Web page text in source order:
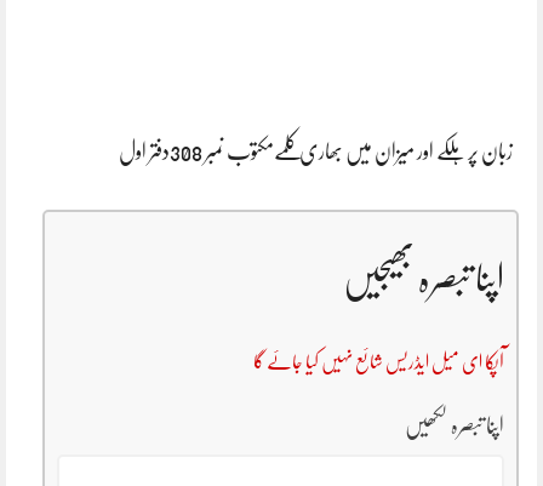
زبان پر ہلکے اور میزان میں بھاری کلمےمکتوب نمبر 308دفتر اول
اپنا تبصرہ بھیجیں
آپکا ای میل ایڈریس شائع نہیں کیا جائے گا
اپنا تبصرہ لکھیں